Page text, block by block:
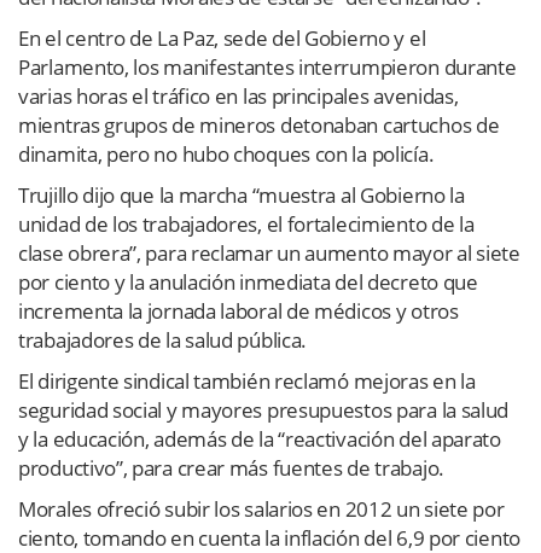
En el centro de La Paz, sede del Gobierno y el
Parlamento, los manifestantes interrumpieron durante
varias horas el tráfico en las principales avenidas,
mientras grupos de mineros detonaban cartuchos de
dinamita, pero no hubo choques con la policía.
Trujillo dijo que la marcha “muestra al Gobierno la
unidad de los trabajadores, el fortalecimiento de la
clase obrera”, para reclamar un aumento mayor al siete
por ciento y la anulación inmediata del decreto que
incrementa la jornada laboral de médicos y otros
trabajadores de la salud pública.
El dirigente sindical también reclamó mejoras en la
seguridad social y mayores presupuestos para la salud
y la educación, además de la “reactivación del aparato
productivo”, para crear más fuentes de trabajo.
Morales ofreció subir los salarios en 2012 un siete por
ciento, tomando en cuenta la inflación del 6,9 por ciento